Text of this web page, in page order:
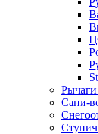
Рычаги
Сани-